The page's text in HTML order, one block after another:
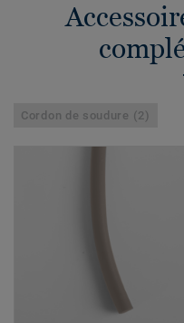
Cordon de soudure (2)